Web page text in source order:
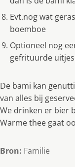
Evt.nog wat
boemboe
Optioneel nog
gefrituurde
De bami kan
van alles bij
We drinken er bier
Warme thee gaat
Bron: Familie